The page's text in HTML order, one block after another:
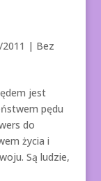
| Bez
jest
pędu
do
życia i
Są ludzie,